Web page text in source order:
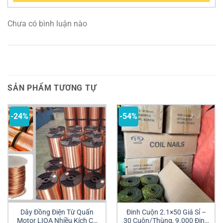
Chưa có bình luận nào
SẢN PHẨM TƯƠNG TỰ
-24%
Dây Đồng Điện Từ Quấn
Motor LIOA Nhiều Kích Cỡ
-54%
Đinh Cuộn 2.1×50 Giá Sỉ –
30 Cuộn/Thùng, 9.000 Đinh